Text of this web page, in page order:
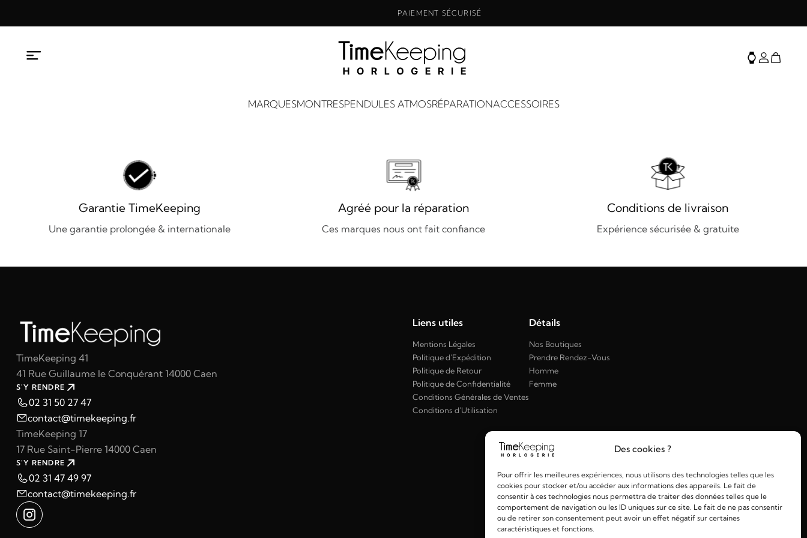
Des cookies ?
Pour offrir les meilleures expériences, nous utilisons des technologies telles que les
cookies pour stocker et/ou accéder aux informations des appareils. Le fait de
consentir à ces technologies nous permettra de traiter des données telles que le
comportement de navigation ou les ID uniques sur ce site. Le fait de ne pas consentir
ou de retirer son consentement peut avoir un effet négatif sur certaines
caractéristiques et fonctions.
PAIEMENT SÉCURISÉ
MARQUESMONTRESPENDULES ATMOSRÉPARATIONACCESSOIRES
Garantie TimeKeeping
Une garantie prolongée & internationale
Agréé pour la réparation
Ces marques nous ont fait confiance
Conditions de livraison
Expérience sécurisée & gratuite
TimeKeeping 41
41 Rue Guillaume le Conquérant 14000 Caen
S'Y RENDRE
02 31 50 27 47
contact@timekeeping.fr
TimeKeeping 17
17 Rue Saint-Pierre 14000 Caen
S'Y RENDRE
02 31 47 49 97
contact@timekeeping.fr
Liens utiles
Mentions Légales
Politique d'Expédition
Politique de Retour
Politique de Confidentialité
Conditions Générales de Ventes
Conditions d'Utilisation
Détails
Nos Boutiques
Prendre Rendez-Vous
Homme
Femme